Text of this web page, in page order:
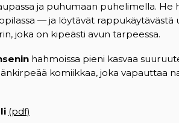
ja puhumaan puhelimella. He
— ja löytävät
joka on kipeästi avun tarpeessa.
hahmoissa pieni kasvaa
komiikkaa, joka vapauttaa
(pdf)